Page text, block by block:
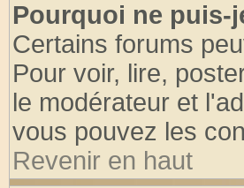
Pourquoi ne puis-
Certains forums
Pour voir, lire,
le modérateur et
vous pouvez les
Revenir en haut